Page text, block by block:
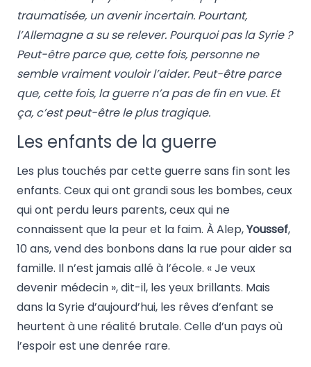
traumatisée, un avenir incertain. Pourtant,
l’Allemagne a su se relever. Pourquoi pas la Syrie ?
Peut-être parce que, cette fois, personne ne
semble vraiment vouloir l’aider. Peut-être parce
que, cette fois, la guerre n’a pas de fin en vue. Et
ça, c’est peut-être le plus tragique.
Les enfants de la guerre
Les plus touchés par cette guerre sans fin sont les
enfants. Ceux qui ont grandi sous les bombes, ceux
qui ont perdu leurs parents, ceux qui ne
connaissent que la peur et la faim. À Alep,Youssef,
10 ans, vend des bonbons dans la rue pour aider sa
famille. Il n’est jamais allé à l’école. « Je veux
devenir médecin », dit-il, les yeux brillants. Mais
dans la Syrie d’aujourd’hui, les rêves d’enfant se
heurtent à une réalité brutale. Celle d’un pays où
l’espoir est une denrée rare.